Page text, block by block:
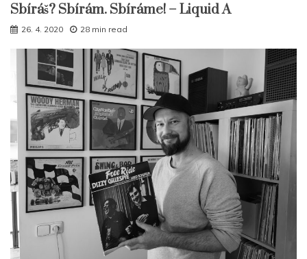
Sbíráš? Sbírám. Sbíráme! – Liquid A
26. 4. 2020 28 min read